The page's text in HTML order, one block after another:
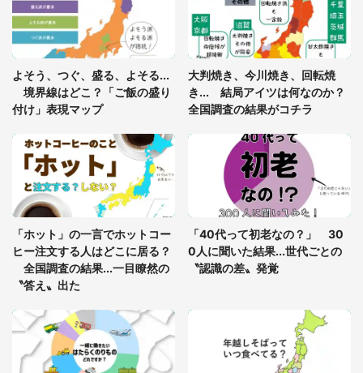
グっちゃってた〝野生の野菜〟に6.5万人戦慄
「閉所恐怖症の私は新幹線で大パニック。隣席の青
年に『手を繋いで』とお願いしたら...」 体験談に
8万人感動
7万人驚がく 「お菓子売り場ならまだしも...」「ハ
ードル高い」
あまりにも四角すぎる猫、激写される 「これもう
座布団だろ」「食パンの耳」と1.4万人困惑
よそう、つぐ、盛る、よそる...
境界線はどこ？「ご飯の盛り
付け」表現マップ
大判焼き、今川焼き、回転焼
き... 結局アイツは何なのか？
全国調査の結果がコチラ
「ホット」の一言でホットコー
ヒー注文する人はどこに居る？
全国調査の結果...一目瞭然の
〝答え〟出た
「40代って初老なの？」 30
0人に聞いた結果...世代ごとの
〝認識の差〟発覚